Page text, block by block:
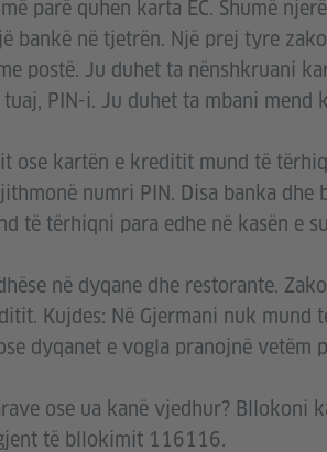
parë quhen karta EC. Shumë
bankë në tjetrën. Një prej tyre
postë. Ju duhet ta nënshkruani
PIN-i. Ju duhet ta mbani mend
ose kartën e kreditit mund të
numri PIN. Disa banka dhe
të tërhiqni para edhe në kasën e
në dyqane dhe restorante.
Kujdes: Në Gjermani nuk mund
dyqanet e vogla pranojnë vetëm
ose ua kanë vjedhur? Bllokoni
të bllokimit 116116.